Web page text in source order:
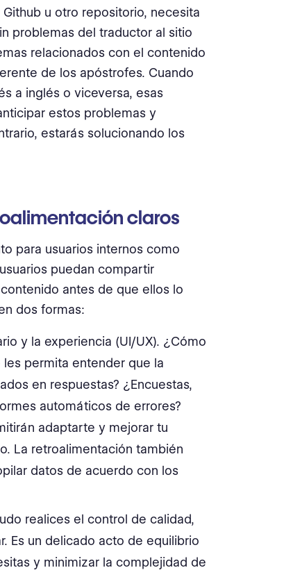
u otro repositorio, necesita
problemas del traductor al sitio
relacionados con el contenido
de los apóstrofes. Cuando
a inglés o viceversa, esas
estos problemas y
estarás solucionando los
claros
para usuarios internos como
puedan compartir
antes de que ellos lo
dos formas:
y la experiencia (UI/UX). ¿Cómo
permita entender que la
en respuestas? ¿Encuestas,
automáticos de errores?
adaptarte y mejorar tu
La retroalimentación también
datos de acuerdo con los
realices el control de calidad,
Es un delicado acto de equilibrio
y minimizar la complejidad de